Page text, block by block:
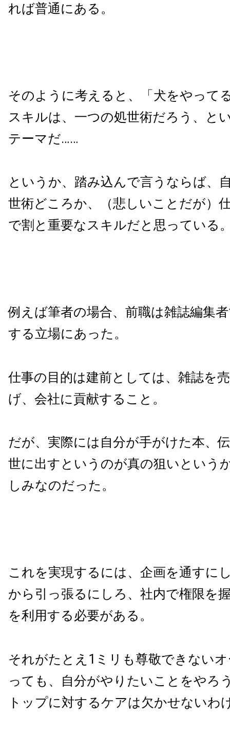
れば普通にある。
そのように考えると、「犬をやって
スキルは、一つの処世術だろう、と
テーマだ……
というか、踏み込んで言うならば、
世術どころか、（悲しいことだが）
で割と重要なスキルだと思っている
例えば筆者の場合、前職は雑誌編集
する立場にあった。
仕事の目的は建前としては、雑誌を
げ、会社に貢献すること。
だが、実際には自分が手がけた本、
世に出すというのが真の狙いという
しみなのだった。
これを実現するには、企画を通すに
から引っ張るにしろ、社内で権限を
を利用する必要がある。
それがたとえ1ミリも尊敬できない
っても、自分がやりたいことをやろ
トップに対するケアは欠かせないわ